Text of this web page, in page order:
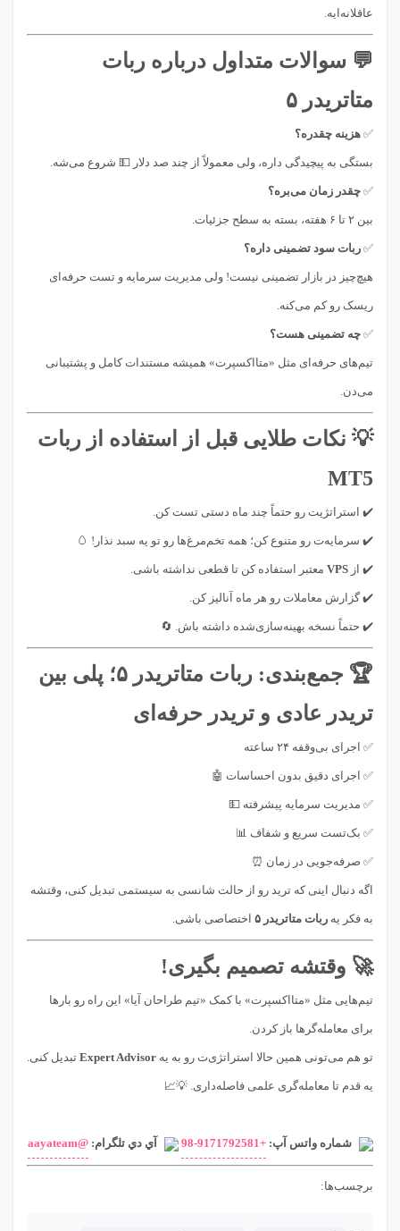
عاقلانه‌ایه.
💬 سوالات متداول درباره ربات
متاتریدر ۵
✅ هزینه چقدره؟
بستگی به پیچیدگی داره، ولی معمولاً از چند صد دلار 💵 شروع می‌شه.
✅ چقدر زمان می‌بره؟
بین ۲ تا ۶ هفته، بسته به سطح جزئیات.
✅ ربات سود تضمینی داره؟
هیچ‌چیز در بازار تضمینی نیست! ولی مدیریت سرمایه و تست حرفه‌ای
ریسک رو کم می‌کنه.
✅ چه تضمینی هست؟
تیم‌های حرفه‌ای مثل «متااکسپرت» همیشه مستندات کامل و پشتیبانی
می‌دن.
💡 نکات طلایی قبل از استفاده از ربات
MT5
✔️ استراتژیت رو حتماً چند ماه دستی تست کن.
✔️ سرمایه‌ت رو متنوع کن؛ همه تخم‌مرغ‌ها رو تو یه سبد نذار! 🥚
✔️ از VPS معتبر استفاده کن تا قطعی نداشته باشی.
✔️ گزارش معاملات رو هر ماه آنالیز کن.
✔️ حتماً نسخه بهینه‌سازی‌شده داشته باش. 🔄
🏆 جمع‌بندی: ربات متاتریدر ۵؛ پلی بین
تریدر عادی و تریدر حرفه‌ای
✅ اجرای بی‌وقفه ۲۴ ساعته
✅ اجرای دقیق بدون احساسات 🤖
✅ مدیریت سرمایه پیشرفته 💵
✅ بک‌تست سریع و شفاف 📊
✅ صرفه‌جویی در زمان ⏰
اگه دنبال اینی که ترید رو از حالت شانسی به سیستمی تبدیل کنی، وقتشه
به فکر یه ربات متاتریدر ۵ اختصاصی باشی.
🚀 وقتشه تصمیم بگیری!
تیم‌هایی مثل «متااکسپرت» با کمک «تیم طراحان آیا» این راه رو بارها
برای معامله‌گرها باز کردن.
تو هم می‌تونی همین حالا استراتژی‌ت رو به یه Expert Advisor تبدیل کنی.
یه قدم تا معامله‌گری علمی فاصله‌داری. 💡📈
شماره واتس آپ: +98-9171792581 آي دي تلگرام: @aayateam
برچسب‌ها: